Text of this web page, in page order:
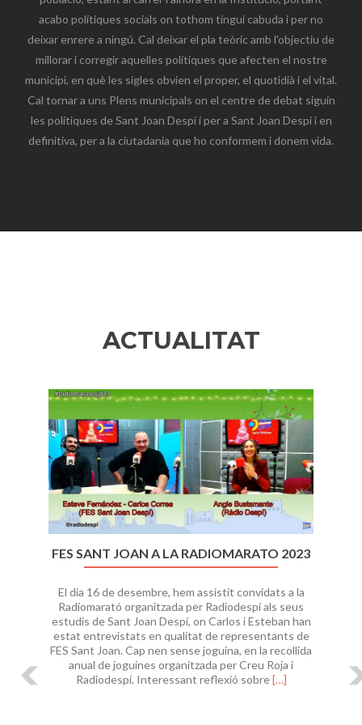
acabo polítiques socials on tothom tingui cabuda i per no
deixar enrere a ningú. Cal deixar el pla teòric amb l'objectiu de
millorar i corregir aquelles polítiques que afecten el nostre
municipi, en què les sigles obvien el proper, el quotidià i el vital.
Cal tornar a uns Plens municipals on el centre de debat siguin
les polítiques de Sant Joan Despí i per a Sant Joan Despí i en
definitiva, per a la ciutadania que ho conformem i donem vida.
ACTUALITAT
FES SANT JOAN A LA RADIOMARATO 2023
El dia 16 de desembre, hem assistit convidats a la
Radiomarató organitzada per Radiodespí als seus
estudis de Sant Joan Despí, on Carlos i Esteban han
estat entrevistats en qualitat de representants de
FES Sant Joan. Cap nen sense joguina, en la recollida
anual de joguines organitzada per Creu Roja i
Radiodespí. Interessant reflexió sobreRead
[…]
Previous